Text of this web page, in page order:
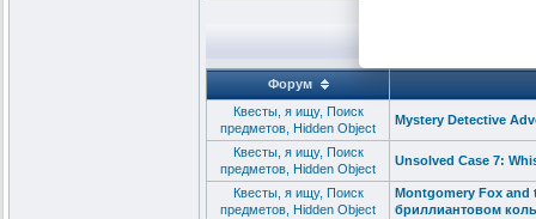
Форум
Квесты, я ищу, Поиск
предметов, Hidden Object
Mystery Detective
Квесты, я ищу, Поиск
предметов, Hidden Object
Unsolved Case 7:
Квесты, я ищу, Поиск
предметов, Hidden Object
Montgomery Fox
бриллиантовом